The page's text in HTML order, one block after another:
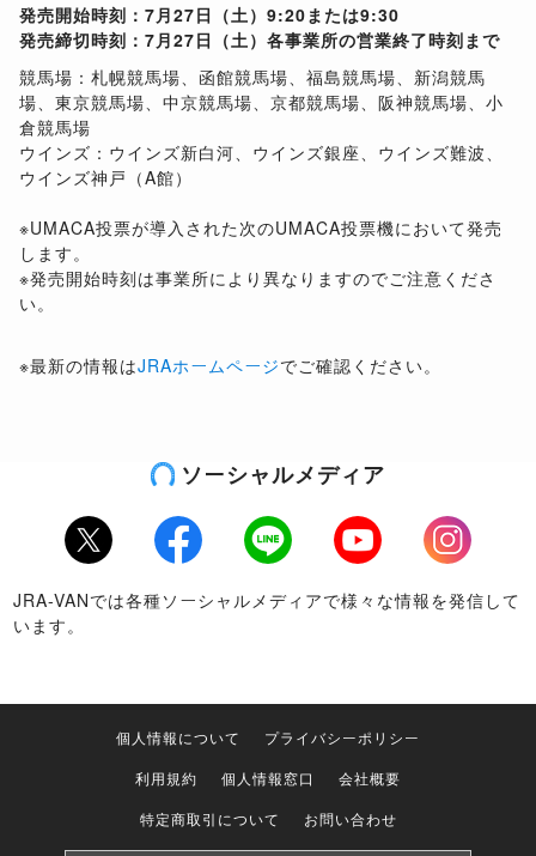
発売開始時刻：7月27日（土）9:20または9:30
発売締切時刻：7月27日（土）各事業所の営業終了時刻まで
競馬場：札幌競馬場、函館競馬場、福島競馬場、新潟競馬
場、東京競馬場、中京競馬場、京都競馬場、阪神競馬場、小
倉競馬場
ウインズ：ウインズ新白河、ウインズ銀座、ウインズ難波、
ウインズ神戸（A館）
※UMACA投票が導入された次のUMACA投票機において発売
します。
※発売開始時刻は事業所により異なりますのでご注意くださ
い。
※最新の情報はJRAホームページでご確認ください。
ソーシャルメディア
Twitter Facebook LINE Youtube
Instagram
JRA-VANでは各種ソーシャルメディアで様々な情報を発信して
います。
個人情報について
プライバシーポリシー
利用規約
個人情報窓口
会社概要
特定商取引について
お問い合わせ